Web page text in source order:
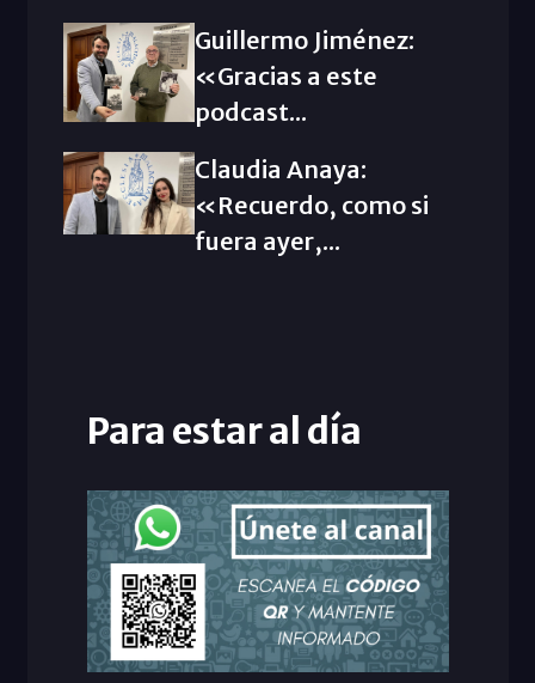
Guillermo Jiménez:
«Gracias a este
podcast...
Claudia Anaya:
«Recuerdo, como si
fuera ayer,...
Para estar al día